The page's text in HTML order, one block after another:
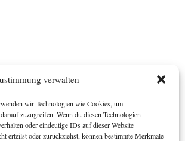
verwalten
wir Technologien wie Cookies, um
zuzugreifen. Wenn du diesen Technologien
oder eindeutige IDs auf dieser Website
erteilst oder zurückziehst, können bestimmte Merkmale